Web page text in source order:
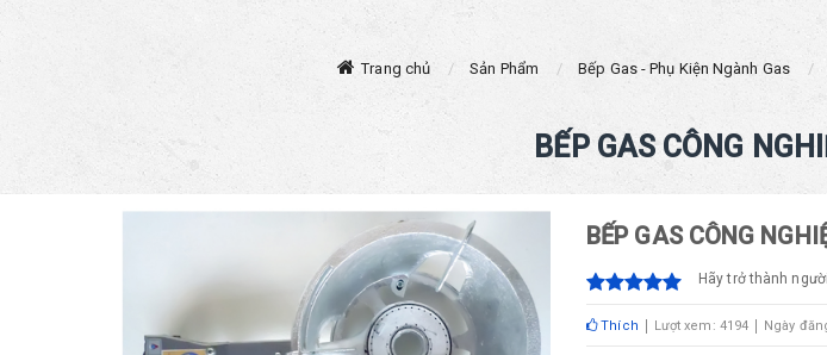
Trang chủ Sản Phẩm Bếp Gas - Phụ Kiện Ngành Gas
BẾP GAS CÔNG
BẾP GAS CÔNG
Hãy trở thành
Thích Lượt xem: 4194 Ngày